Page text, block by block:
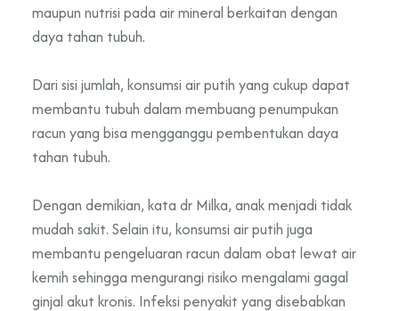
maupun nutrisi pada air mineral berkaitan dengan
daya tahan tubuh.
Dari sisi jumlah, konsumsi air putih yang cukup dapat
membantu tubuh dalam membuang penumpukan
racun yang bisa mengganggu pembentukan daya
tahan tubuh.
Dengan demikian, kata dr Milka, anak menjadi tidak
mudah sakit. Selain itu, konsumsi air putih juga
membantu pengeluaran racun dalam obat lewat air
kemih sehingga mengurangi risiko mengalami gagal
ginjal akut kronis. Infeksi penyakit yang disebabkan